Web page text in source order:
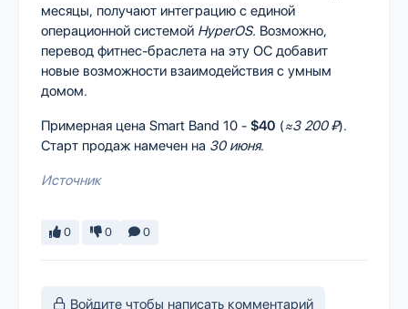
месяцы, получают интеграцию с единой
операционной системой HyperOS. Возможно,
перевод фитнес-браслета на эту ОС добавит
новые возможности взаимодействия с умным
домом.
Примерная цена Smart Band 10 - $40 (≈3 200 ₽).
Старт продаж намечен на 30 июня.
Источник
0 0 0
Войдите чтобы написать комментарий